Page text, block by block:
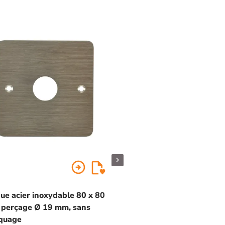
arrow_circle_right
acier inoxydable 80 x 80
perçage Ø 19 mm, sans